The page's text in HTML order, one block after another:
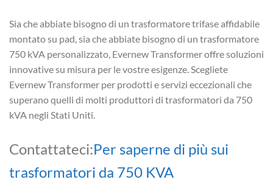
Sia che abbiate bisogno di un trasformatore trifase affidabile
montato su pad, sia che abbiate bisogno di un trasformatore
750 kVA personalizzato, Evernew Transformer offre soluzioni
innovative su misura per le vostre esigenze. Scegliete
Evernew Transformer per prodotti e servizi eccezionali che
superano quelli di molti produttori di trasformatori da 750
kVA negli Stati Uniti.
Contattateci:Per saperne di più sui
trasformatori da 750 KVA